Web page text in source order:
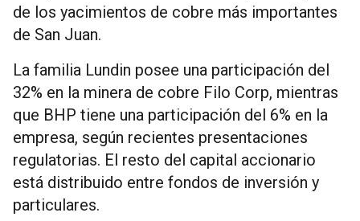
de los yacimientos de cobre más importantes
de San Juan.
La familia Lundin posee una participación del
32% en la minera de cobre Filo Corp, mientras
que BHP tiene una participación del 6% en la
empresa, según recientes presentaciones
regulatorias. El resto del capital accionario
está distribuido entre fondos de inversión y
particulares.